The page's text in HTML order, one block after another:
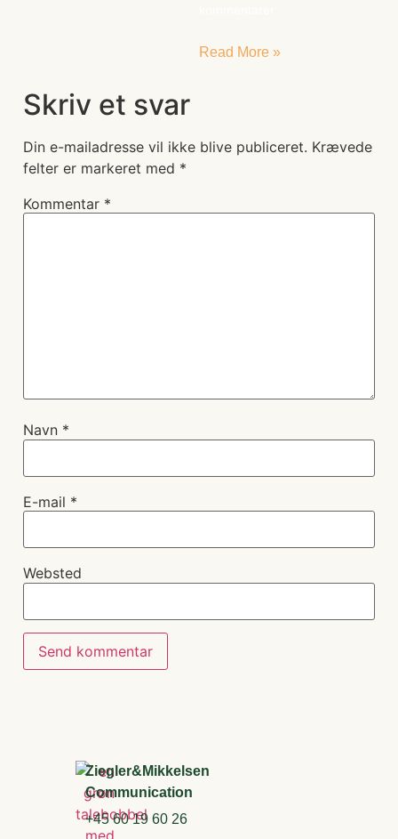
Read More »
Skriv et svar
Din e-mailadresse vil ikke blive publiceret. Krævede
felter er markeret med *
Kommentar *
Navn *
E-mail *
Websted
Ziegler&Mikkelsen
Communication
+45 60 19 60 26